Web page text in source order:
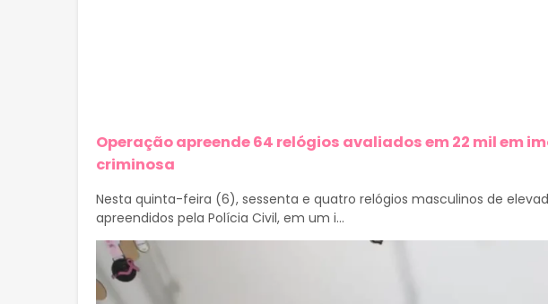
Operação apreende 64 relógios avaliados em 22 mil em
criminosa
Nesta quinta-feira (6), sessenta e quatro relógios masculinos de
apreendidos pela Polícia Civil, em um i...